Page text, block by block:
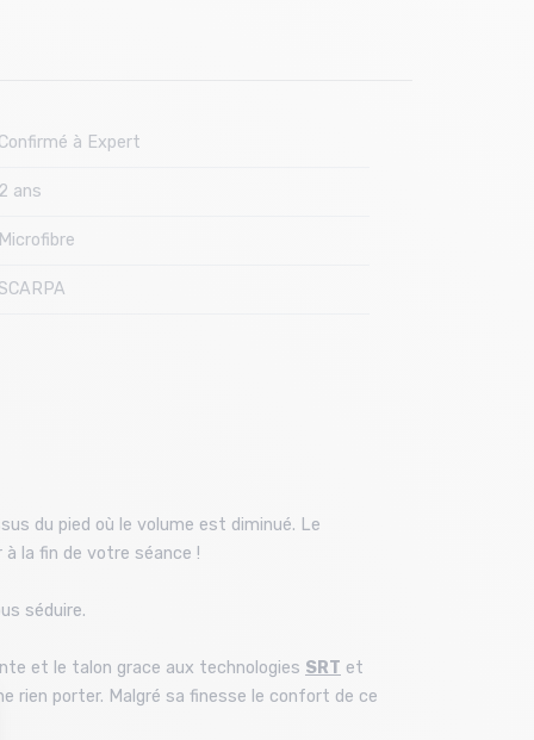
Confirmé à Expert
2 ans
Microfibre
du pied où le volume est diminué. Le
à la fin de votre séance !
séduire.
et le talon grace aux technologies SRT et
rien porter. Malgré sa finesse le confort de ce